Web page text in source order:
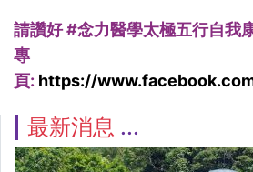
請讚好 #念力醫學太極五行自我
專
頁: https://
最新消息